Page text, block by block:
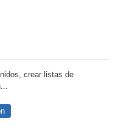
crear listas de